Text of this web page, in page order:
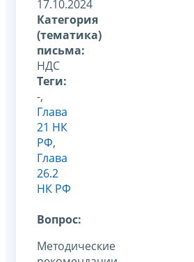
17.10.2024
Категория
(тематика)
письма:
НДС
Теги:
-,
Глава
21 НК
РФ,
Глава
26.2
НК РФ
Вопрос:
Методические